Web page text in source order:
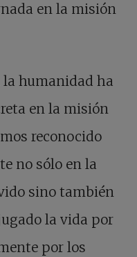
en la misión
la humanidad ha
en la misión
reconocido
no sólo en la
sino también
la vida por
por los